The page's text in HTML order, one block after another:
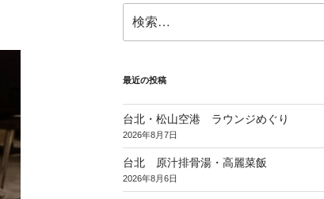
索:
最近の投稿
台北・松山空港 ラウンジめぐり
2026年8月7日
台北 原汁排骨湯・高麗菜飯
2026年8月6日